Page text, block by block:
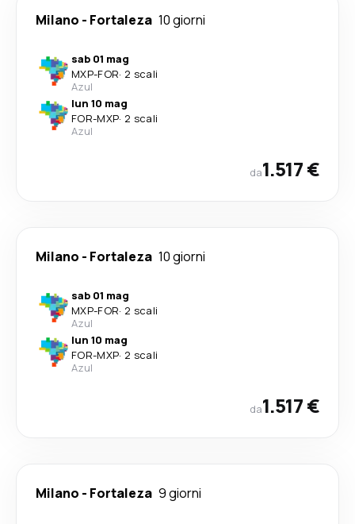
Milano - Fortaleza 10 giorni
sab 01 mag
MXP-FOR· 2 scali
Azul
lun 10 mag
FOR-MXP· 2 scali
Azul
da1.517 €
Milano - Fortaleza 10 giorni
sab 01 mag
MXP-FOR· 2 scali
Azul
lun 10 mag
FOR-MXP· 2 scali
Azul
da1.517 €
Milano - Fortaleza 9 giorni